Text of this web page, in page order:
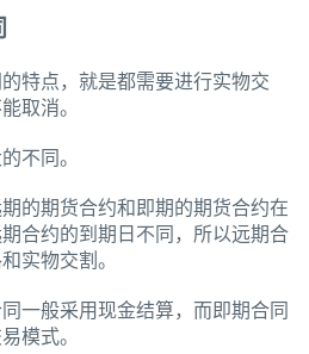
特点，就是都需要进行实物交
取消。
不同。
的期货合约和即期的期货合约在
合约的到期日不同，所以远期合
实物交割。
一般采用现金结算，而即期合同
模式。